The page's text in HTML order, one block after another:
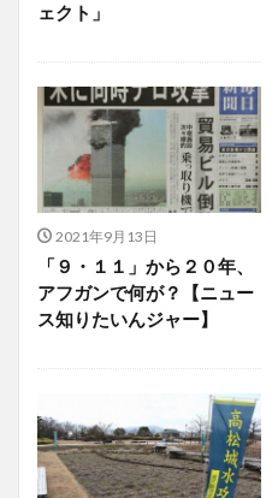
ェクト」
2021年9月13日
「９・１１」から２０年、
アフガンで何が？【ニュー
ス知りたいんジャー】